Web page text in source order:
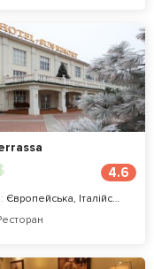
Європейська, Італійська
4.6